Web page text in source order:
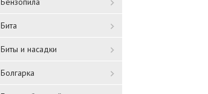
Бита
Биты и насадки
Болгарка